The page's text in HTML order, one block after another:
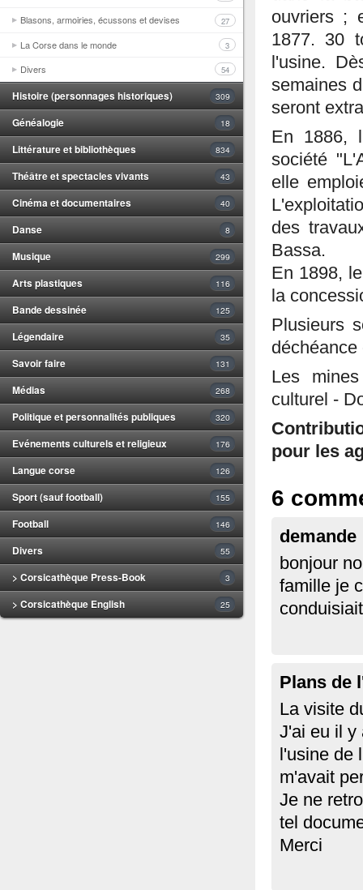
Blasons, armoiries, écussons et devises 27
La Corse dans le monde 3
Divers 54
Histoire (personnages historiques) 309
Généalogie 18
Littérature et bibliothèques 834
Théâtre et spectacles vivants 43
Cinéma et documentaires 40
Danse 8
Musique 299
Arts plastiques 116
Bande dessinée 125
Légendaire 35
Savoir faire 131
Médias 268
Politique et personnalités publiques 320
Evénements culturels et religieux 176
Langue corse 126
Sport (sauf football) 155
Football 146
Divers 55
> Corsicathèque Press-Book 3
> Corsicathèque English 25
ouvriers ;
1877. 30
l'usine.
semaines
seront
En 1886,
société
elle
des
Bassa.
En 1898,
la
Plusieurs
Les
culturel -
pour les
6
demande
bonjour
famille je
Plans de
La visite
J'ai eu il y
l'usine de
m'avait
Je ne
tel
Merci